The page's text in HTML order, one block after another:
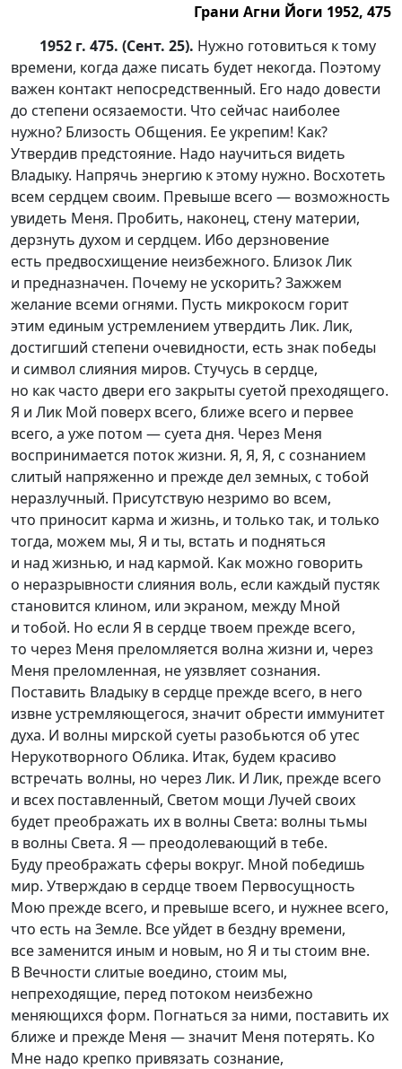
Грани Агни Йоги 1952, 475
1952 г. 475. (Сент. 25). Нужно готовиться к тому
времени, когда даже писать будет некогда. Поэтому
важен контакт непосредственный. Его надо довести
до степени осязаемости. Что сейчас наиболее
нужно? Близость Общения. Ее укрепим! Как?
Утвердив предстояние. Надо научиться видеть
Владыку. Напрячь энергию к этому нужно. Восхотеть
всем сердцем своим. Превыше всего — возможность
увидеть Меня. Пробить, наконец, стену материи,
дерзнуть духом и сердцем. Ибо дерзновение
есть предвосхищение неизбежного. Близок Лик
и предназначен. Почему не ускорить? Зажжем
желание всеми огнями. Пусть микрокосм горит
этим единым устремлением утвердить Лик. Лик,
достигший степени очевидности, есть знак победы
и символ слияния миров. Стучусь в сердце,
но как часто двери его закрыты суетой преходящего.
Я и Лик Мой поверх всего, ближе всего и первее
всего, а уже потом — суета дня. Через Меня
воспринимается поток жизни. Я, Я, Я, с сознанием
слитый напряженно и прежде дел земных, с тобой
неразлучный. Присутствую незримо во всем,
что приносит карма и жизнь, и только так, и только
тогда, можем мы, Я и ты, встать и подняться
и над жизнью, и над кармой. Как можно говорить
о неразрывности слияния воль, если каждый пустяк
становится клином, или экраном, между Мной
и тобой. Но если Я в сердце твоем прежде всего,
то через Меня преломляется волна жизни и, через
Меня преломленная, не уязвляет сознания.
Поставить Владыку в сердце прежде всего, в него
извне устремляющегося, значит обрести иммунитет
духа. И волны мирской суеты разобьются об утес
Нерукотворного Облика. Итак, будем красиво
встречать волны, но через Лик. И Лик, прежде всего
и всех поставленный, Светом мощи Лучей своих
будет преображать их в волны Света: волны тьмы
в волны Света. Я — преодолевающий в тебе.
Буду преображать сферы вокруг. Мной победишь
мир. Утверждаю в сердце твоем Первосущность
Мою прежде всего, и превыше всего, и нужнее всего,
что есть на Земле. Все уйдет в бездну времени,
все заменится иным и новым, но Я и ты стоим вне.
В Вечности слитые воедино, стоим мы,
непреходящие, перед потоком неизбежно
меняющихся форм. Погнаться за ними, поставить их
ближе и прежде Меня — значит Меня потерять. Ко
Мне надо крепко привязать сознание,